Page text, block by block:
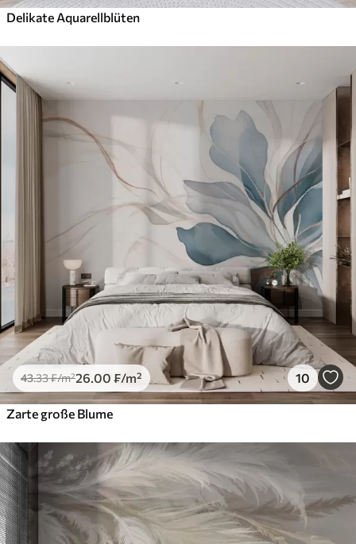
Delikate Aquarellblüten
43.33₣/m²26 .00 ₣/m² 10
Zarte große Blume